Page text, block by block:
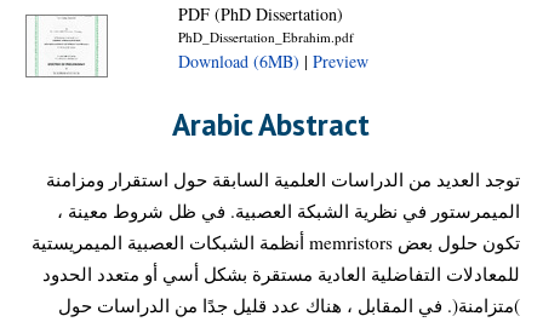
PDF (PhD Dissertation)
PhD_Dissertation_Ebrahim.pdf
Download (6MB) |Preview
Arabic Abstract
توجد العديد من الدراسات العلمية السابقة حول استقرار ومزامنة
الميمرستور في نظرية الشبكة العصبية. في ظل شروط معينة ،
تكون حلول بعض memristors أنظمة الشبكات العصبية الميمريستية
للمعادلات التفاضلية العادية مستقرة بشكل أسي أو متعدد الحدود
)متزامنة(. في المقابل ، هناك عدد قليل جدًا من الدراسات حول